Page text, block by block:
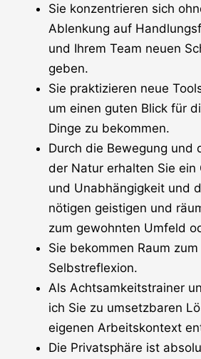
Sie konzentrieren sich
Ablenkung auf
und Ihrem Team neuen
geben.
Sie praktizieren neue
um einen guten Blick für
Dinge zu bekommen.
Durch die Bewegung und
der Natur erhalten Sie ein
und Unabhängigkeit und
nötigen geistigen und
zum gewohnten Umfeld
Sie bekommen Raum
Selbstreflexion.
Als Achtsamkeitstrainer
ich Sie zu umsetzbaren
eigenen Arbeitskontext
Die Privatsphäre ist